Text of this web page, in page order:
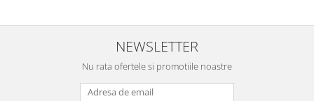
NEWSLETTER
Nu rata ofertele si promotiile noastre